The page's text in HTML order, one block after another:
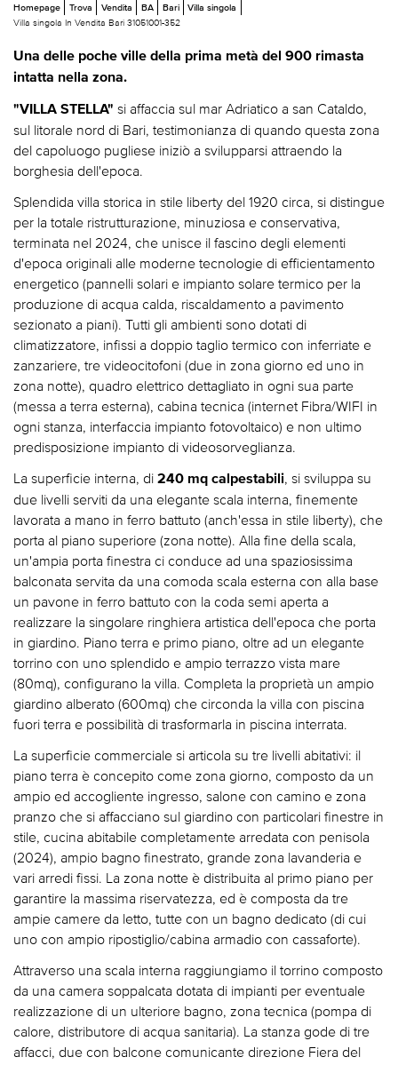
Homepage Trova Vendita BA Bari
Villa singola
Villa singola In Vendita Bari 31051001-352
Una delle poche ville della prima metà del 900 rimasta
intatta nella zona.
"VILLA STELLA" si affaccia sul mar Adriatico a san Cataldo,
sul litorale nord di Bari, testimonianza di quando questa zona
del capoluogo pugliese iniziò a svilupparsi attraendo la
borghesia dell'epoca.
Splendida villa storica in stile liberty del 1920 circa, si distingue
per la totale ristrutturazione, minuziosa e conservativa,
terminata nel 2024, che unisce il fascino degli elementi
d'epoca originali alle moderne tecnologie di efficientamento
energetico (pannelli solari e impianto solare termico per la
produzione di acqua calda, riscaldamento a pavimento
sezionato a piani). Tutti gli ambienti sono dotati di
climatizzatore, infissi a doppio taglio termico con inferriate e
zanzariere, tre videocitofoni (due in zona giorno ed uno in
zona notte), quadro elettrico dettagliato in ogni sua parte
(messa a terra esterna), cabina tecnica (internet Fibra/WIFI in
ogni stanza, interfaccia impianto fotovoltaico) e non ultimo
predisposizione impianto di videosorveglianza.
La superficie interna, di 240 mq calpestabili, si sviluppa su
due livelli serviti da una elegante scala interna, finemente
lavorata a mano in ferro battuto (anch'essa in stile liberty), che
porta al piano superiore (zona notte). Alla fine della scala,
un'ampia porta finestra ci conduce ad una spaziosissima
balconata servita da una comoda scala esterna con alla base
un pavone in ferro battuto con la coda semi aperta a
realizzare la singolare ringhiera artistica dell'epoca che porta
in giardino. Piano terra e primo piano, oltre ad un elegante
torrino con uno splendido e ampio terrazzo vista mare
(80mq), configurano la villa. Completa la proprietà un ampio
giardino alberato (600mq) che circonda la villa con piscina
fuori terra e possibilità di trasformarla in piscina interrata.
La superficie commerciale si articola su tre livelli abitativi: il
piano terra è concepito come zona giorno, composto da un
ampio ed accogliente ingresso, salone con camino e zona
pranzo che si affacciano sul giardino con particolari finestre in
stile, cucina abitabile completamente arredata con penisola
(2024), ampio bagno finestrato, grande zona lavanderia e
vari arredi fissi. La zona notte è distribuita al primo piano per
garantire la massima riservatezza, ed è composta da tre
ampie camere da letto, tutte con un bagno dedicato (di cui
uno con ampio ripostiglio/cabina armadio con cassaforte).
Attraverso una scala interna raggiungiamo il torrino composto
da una camera soppalcata dotata di impianti per eventuale
realizzazione di un ulteriore bagno, zona tecnica (pompa di
calore, distributore di acqua sanitaria). La stanza gode di tre
affacci, due con balcone comunicante direzione Fiera del